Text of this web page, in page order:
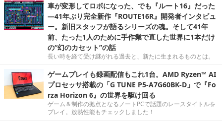
車が変形してロボになった、でも『ルート16』だった
―41年ぶり完全新作『ROUTE16R』開発者インタビュ
ー。新旧スタッフが語るシリーズの魂。そして41年
前、たった1人のために手作業で直した世界に1本だけ
の“幻のカセット”の話
長い時を経て受け継がれる過去と、新たに生まれるものとは。
ゲームプレイも録画配信もこれ1台。AMD Ryzen™ AI
プロセッサ搭載の「G TUNE P5-A7G60BK-D」で『Fo
rza Horizon 6』の世界を駆け回る
ゲーム＆制作の拠点となるノートPCで話題のレースタイトルを
プレイ。放熱性能もチェックしました！